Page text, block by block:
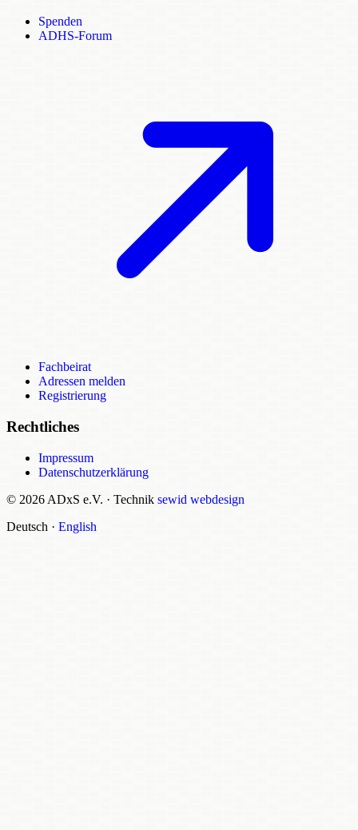
Spenden
ADHS-Forum
Fachbeirat
Adressen melden
Registrierung
Rechtliches
Impressum
Datenschutzerklärung
© 2026 ADxS e.V. · Technik sewid webdesign
Deutsch · English